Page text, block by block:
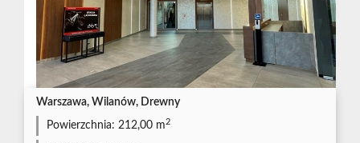
Warszawa, Wilanów, Drewny
Powierzchnia: 212,00 m2